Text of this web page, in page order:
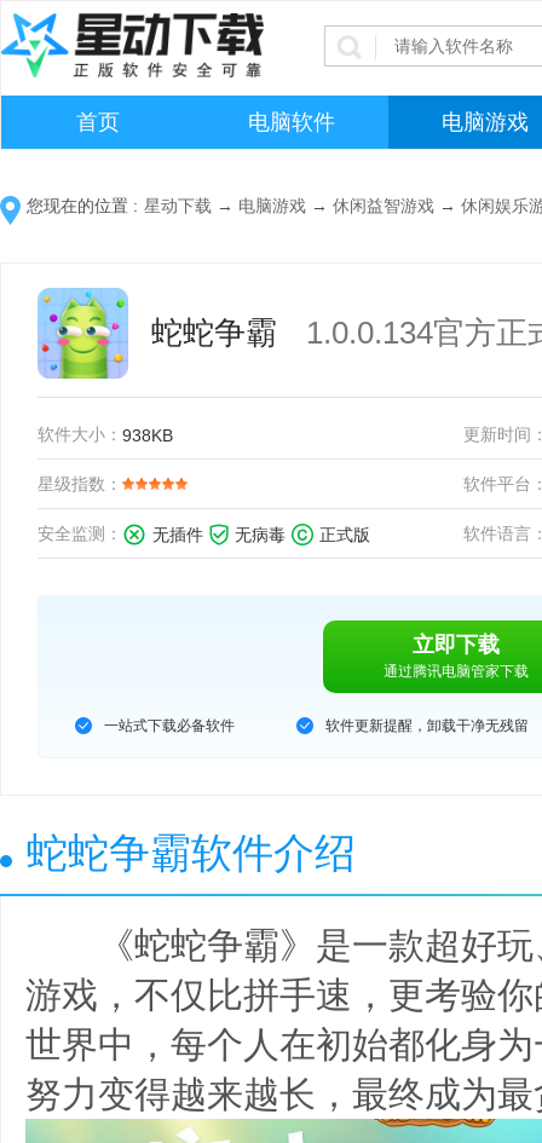
首页 电脑软件 电脑游戏
您现在的位置 : 星动下载 → 电脑游戏 → 休闲益智游戏 → 休闲娱乐
蛇蛇争霸 1.0.0.134官方正
软件大小： 938KB 更新时间
星级指数： 软件平台
安全监测： 无插件 无病毒 正式版 软件语言
立即下载
通过腾讯电脑管家下载
一站式下载必备软件 软件更新提醒，卸载干净无残留
蛇蛇争霸软件介绍
《蛇蛇争霸》是一款超好玩
游戏，不仅比拼手速，更考验
世界中，每个人在初始都化身
努力变得越来越长，最终成为